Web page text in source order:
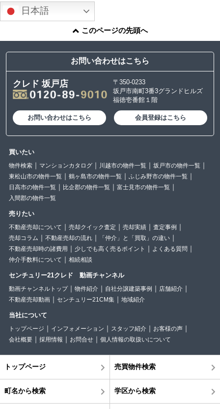
日本語
このページの先頭へ
お問い合わせはこちら
クレド 坂戸店
〒350-0233
坂戸市南町3番3グランドヒルズ
福徳壱番館１階
お問い合わせはこちら 会員登録はこちら
買いたい
物件検索 マンションカタログ 川越市の物件一覧
坂戸市の物件一覧
東松山市の物件一覧
鶴ヶ島市の物件一覧
ふじみ野市の物件一覧
日高市の物件一覧
比企郡の物件一覧
富士見市の物件一覧
入間郡の物件一覧
売りたい
不動産売却について 売却クイック査定 売却実績
査定事例
売却コラム
不動産売却の流れ
「仲介」と「買取」の違い
不動産売却時の諸費用
少しでも高く売るポイント
よくある質問
仲介手数料について
相続相談
センチュリー21クレド 動画チャンネル
動画チャンネルトップ 物件紹介 自社分譲建築事例
店舗紹介
不動産売却動画
センチュリー21CM集 地域紹介
当社について
トップページ インフォメーション スタッフ紹介
お客様の声
会社概要
採用情報 お問合せ 個人情報の取扱いについて
トップページ 売買物件検索
町名から検索 学区から検索